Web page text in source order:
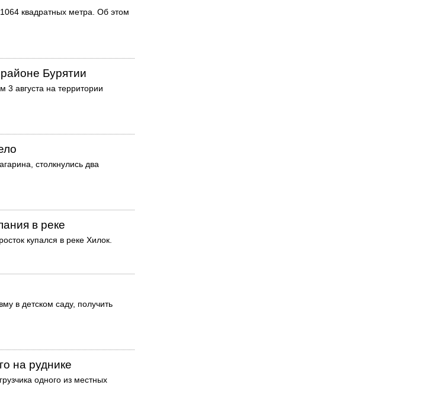
квадратных метра. Об этом
Бурятии
3 августа на территории
столкнулись два
в реке
купался в реке Хилок.
в детском саду, получить
на руднике
одного из местных